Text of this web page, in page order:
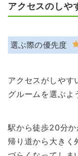
アクセスのしや
選ぶ際の優先度
アクセスがしやす
グルームを選ぶよ
駅から徒歩20分
帰り道から大きく